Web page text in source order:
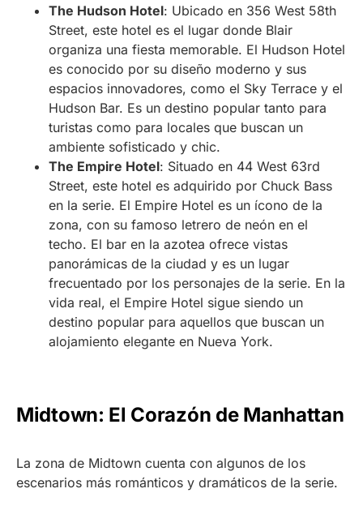
The Hudson Hotel: Ubicado en 356 West 58th
Street, este hotel es el lugar donde Blair
organiza una fiesta memorable. El Hudson Hotel
es conocido por su diseño moderno y sus
espacios innovadores, como el Sky Terrace y el
Hudson Bar. Es un destino popular tanto para
turistas como para locales que buscan un
ambiente sofisticado y chic.
The Empire Hotel: Situado en 44 West 63rd
Street, este hotel es adquirido por Chuck Bass
en la serie. El Empire Hotel es un ícono de la
zona, con su famoso letrero de neón en el
techo. El bar en la azotea ofrece vistas
panorámicas de la ciudad y es un lugar
frecuentado por los personajes de la serie. En la
vida real, el Empire Hotel sigue siendo un
destino popular para aquellos que buscan un
alojamiento elegante en Nueva York.
Midtown: El Corazón de Manhattan
La zona de Midtown cuenta con algunos de los
escenarios más románticos y dramáticos de la serie.